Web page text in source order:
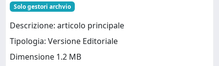
Solo gestori archvio
Descrizione: articolo principale
Tipologia: Versione Editoriale
Dimensione 1.2 MB